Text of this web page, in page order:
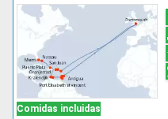
Comidas incluidas